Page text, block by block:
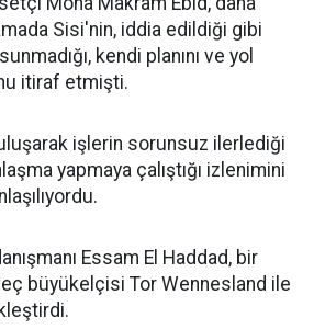
Sisi'nin, iddia edildiği gibi
kendi planını ve yol
itiraf etmişti.
işlerin sorunsuz ilerlediği
yapmaya çalıştığı izlenimini
Essam El Haddad, bir
büyükelçisi Tor Wennesland ile